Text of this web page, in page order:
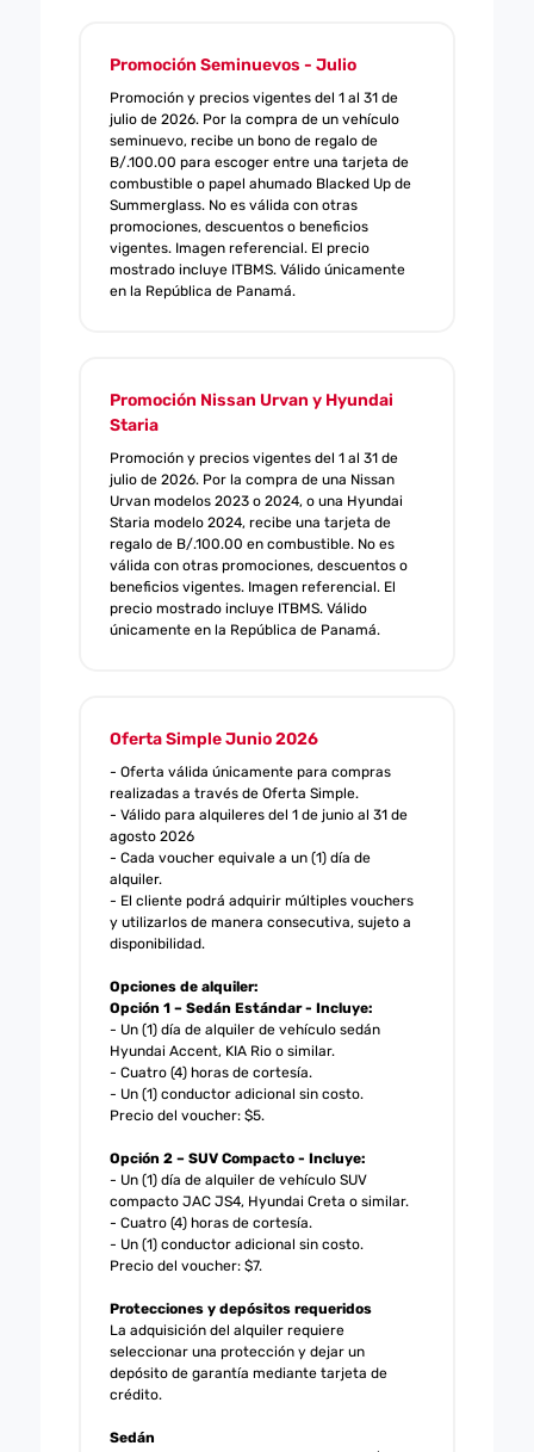
Promoción Seminuevos - Julio
Promoción y precios vigentes del 1 al 31 de
julio de 2026. Por la compra de un vehículo
seminuevo, recibe un bono de regalo de
B/.100.00 para escoger entre una tarjeta de
combustible o papel ahumado Blacked Up de
Summerglass. No es válida con otras
promociones, descuentos o beneficios
vigentes. Imagen referencial. El precio
mostrado incluye ITBMS. Válido únicamente
en la República de Panamá.
Promoción Nissan Urvan y Hyundai
Staria
Promoción y precios vigentes del 1 al 31 de
julio de 2026. Por la compra de una Nissan
Urvan modelos 2023 o 2024, o una Hyundai
Staria modelo 2024, recibe una tarjeta de
regalo de B/.100.00 en combustible. No es
válida con otras promociones, descuentos o
beneficios vigentes. Imagen referencial. El
precio mostrado incluye ITBMS. Válido
únicamente en la República de Panamá.
Oferta Simple Junio 2026
- Oferta válida únicamente para compras
realizadas a través de Oferta Simple.
- Válido para alquileres del 1 de junio al 31 de
agosto 2026
- Cada voucher equivale a un (1) día de
alquiler.
- El cliente podrá adquirir múltiples vouchers
y utilizarlos de manera consecutiva, sujeto a
disponibilidad.
Opciones de alquiler:
Opción 1 – Sedán Estándar - Incluye:
- Un (1) día de alquiler de vehículo sedán
Hyundai Accent, KIA Rio o similar.
- Cuatro (4) horas de cortesía.
- Un (1) conductor adicional sin costo.
Precio del voucher: $5.
Opción 2 – SUV Compacto - Incluye:
- Un (1) día de alquiler de vehículo SUV
compacto JAC JS4, Hyundai Creta o similar.
- Cuatro (4) horas de cortesía.
- Un (1) conductor adicional sin costo.
Precio del voucher: $7.
Protecciones y depósitos requeridos
La adquisición del alquiler requiere
seleccionar una protección y dejar un
depósito de garantía mediante tarjeta de
crédito.
Sedán